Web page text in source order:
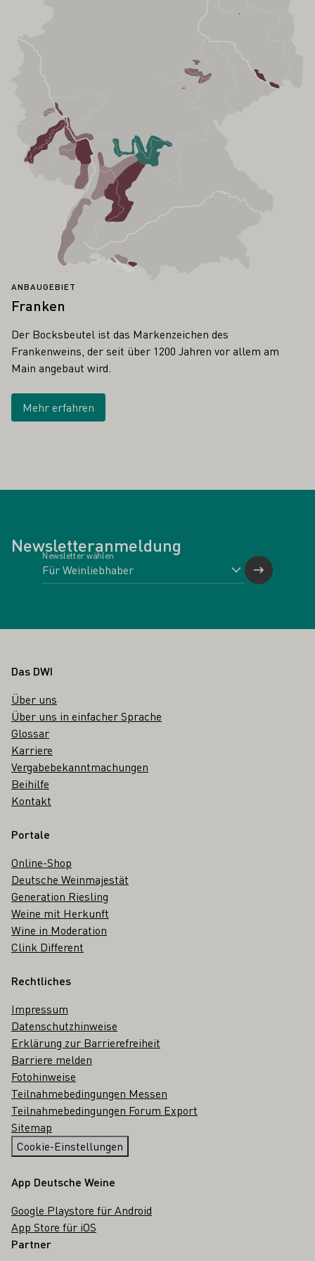
ANBAUGEBIET
Franken
Der Bocksbeutel ist das Markenzeichen des
Frankenweins, der seit über 1200 Jahren vor allem am
Main angebaut wird.
Mehr erfahren
Newsletteranmeldung
Newsletter wählen
Fußbereich
Das DWI
Über uns
Über uns in einfacher Sprache
Glossar
Karriere
Vergabebekanntmachungen
Beihilfe
Kontakt
Portale
Online-Shop
Deutsche Weinmajestät
Generation Riesling
Weine mit Herkunft
Wine in Moderation
Clink Different
Rechtliches
Impressum
Datenschutzhinweise
Erklärung zur Barrierefreiheit
Barriere melden
Fotohinweise
Teilnahmebedingungen Messen
Teilnahmebedingungen Forum Export
Sitemap
Cookie-Einstellungen
App Deutsche Weine
Google Playstore für Android
App Store für iOS
Partner